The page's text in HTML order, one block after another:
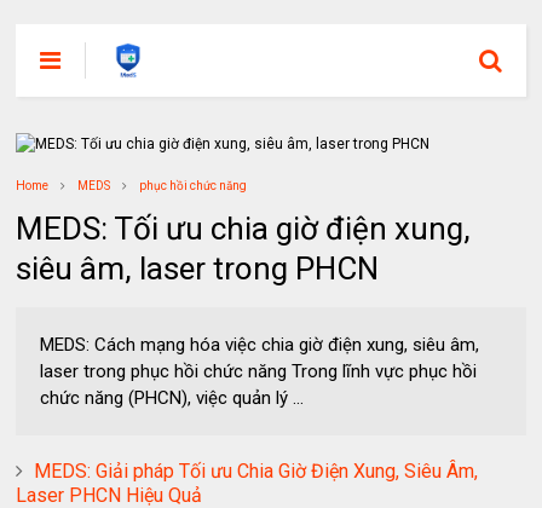
Home MEDS phục hồi chức năng
MEDS: Tối ưu chia giờ điện xung,
siêu âm, laser trong PHCN
MEDS: Cách mạng hóa việc chia giờ điện xung, siêu âm,
laser trong phục hồi chức năng Trong lĩnh vực phục hồi
chức năng (PHCN), việc quản lý ...
MEDS: Giải pháp Tối ưu Chia Giờ Điện Xung, Siêu Âm,
Laser PHCN Hiệu Quả